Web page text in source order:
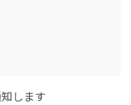
します